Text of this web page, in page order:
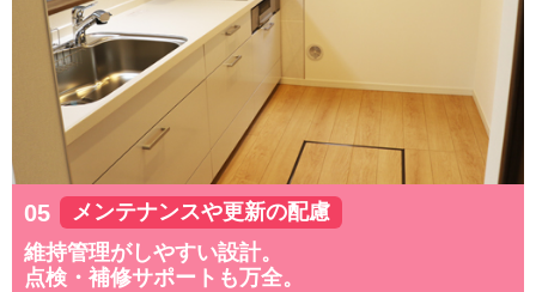
メンテナンスや更新の配慮
維持管理がしやすい設計。
点検・補修サポートも万全。